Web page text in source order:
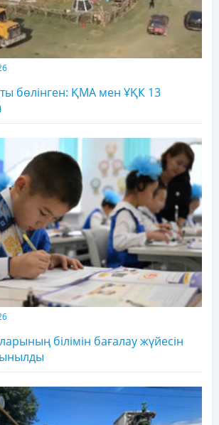
бөлінген: ҚМА мен ҰҚК 13
білімін бағалау жүйесін